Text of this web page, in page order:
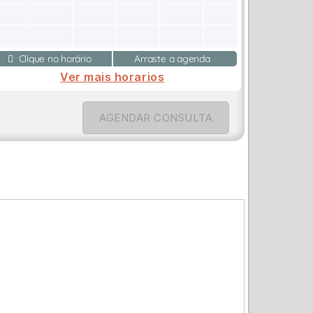
Clique no horário Arraste a agenda
Ver mais horarios
AGENDAR CONSULTA